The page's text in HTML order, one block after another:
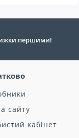
першими!
сайту
кабінет